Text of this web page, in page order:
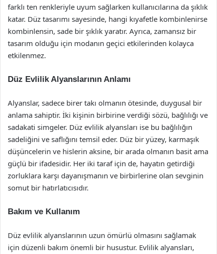
farklı ten renkleriyle uyum sağlarken kullanıcılarına da şıklık
katar. Düz tasarımı sayesinde, hangi kıyafetle kombinlenirse
kombinlensin, sade bir şıklık yaratır. Ayrıca, zamansız bir
tasarım olduğu için modanın geçici etkilerinden kolayca
etkilenmez.
Düz Evlilik Alyanslarının Anlamı
Alyanslar, sadece birer takı olmanın ötesinde, duygusal bir
anlama sahiptir. İki kişinin birbirine verdiği sözü, bağlılığı ve
sadakati simgeler. Düz evlilik alyansları ise bu bağlılığın
sadeliğini ve saflığını temsil eder. Düz bir yüzey, karmaşık
düşüncelerin ve hislerin aksine, bir arada olmanın basit ama
güçlü bir ifadesidir. Her iki taraf için de, hayatın getirdiği
zorluklara karşı dayanışmanın ve birbirlerine olan sevginin
somut bir hatırlatıcısıdır.
Bakım ve Kullanım
Düz evlilik alyanslarının uzun ömürlü olmasını sağlamak
için düzenli bakım önemli bir husustur. Evlilik alyansları,